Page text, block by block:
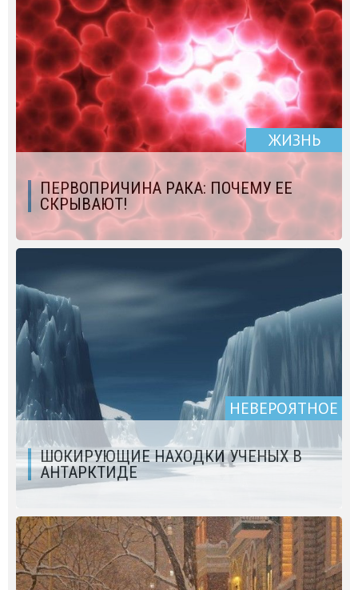
ЖИЗНЬ
ПЕРВОПРИЧИНА РАКА: ПОЧЕМУ ЕЕ
СКРЫВАЮТ!
НЕВЕРОЯТНОЕ
ШОКИРУЮЩИЕ НАХОДКИ УЧЕНЫХ В
АНТАРКТИДЕ